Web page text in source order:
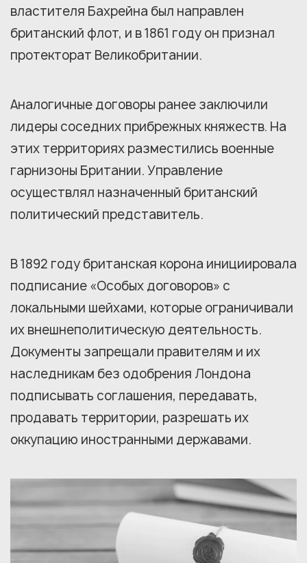
властителя Бахрейна был направлен
британский флот, и в 1861 году он признал
протекторат Великобритании.
Аналогичные договоры ранее заключили
лидеры соседних прибрежных княжеств. На
этих территориях разместились военные
гарнизоны Британии. Управление
осуществлял назначенный британский
политический представитель.
В 1892 году британская корона инициировала
подписание «Особых договоров» с
локальными шейхами, которые ограничивали
их внешнеполитическую деятельность.
Документы запрещали правителям и их
наследникам без одобрения Лондона
подписывать соглашения, передавать,
продавать территории, разрешать их
оккупацию иностранными державами.